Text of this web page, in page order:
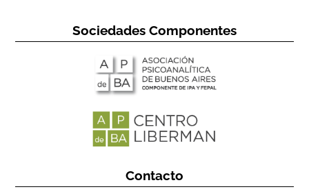
Sociedades Componentes
Contacto